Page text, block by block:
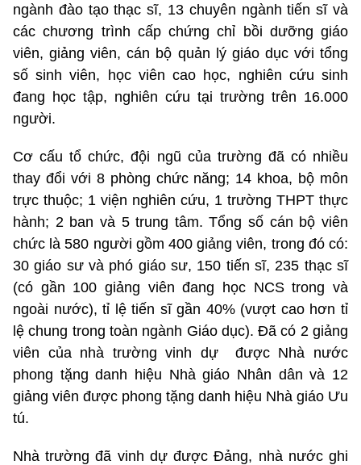
ngành đào tạo thạc sĩ, 13 chuyên ngành tiến sĩ và
các chương trình cấp chứng chỉ bồi dưỡng giáo
viên, giảng viên, cán bộ quản lý giáo dục với tổng
số sinh viên, học viên cao học, nghiên cứu sinh
đang học tập, nghiên cứu tại trường trên 16.000
người.
Cơ cấu tổ chức, đội ngũ của trường đã có nhiều
thay đổi với 8 phòng chức năng; 14 khoa, bộ môn
trực thuộc; 1 viện nghiên cứu, 1 trường THPT thực
hành; 2 ban và 5 trung tâm. Tổng số cán bộ viên
chức là 580 người gồm 400 giảng viên, trong đó có:
30 giáo sư và phó giáo sư, 150 tiến sĩ, 235 thạc sĩ
(có gần 100 giảng viên đang học NCS trong và
ngoài nước), tỉ lệ tiến sĩ gần 40% (vượt cao hơn tỉ
lệ chung trong toàn ngành Giáo dục). Đã có 2 giảng
viên của nhà trường vinh dự được Nhà nước
phong tặng danh hiệu Nhà giáo Nhân dân và 12
giảng viên được phong tặng danh hiệu Nhà giáo Ưu
tú.
Nhà trường đã vinh dự được Đảng, nhà nước ghi